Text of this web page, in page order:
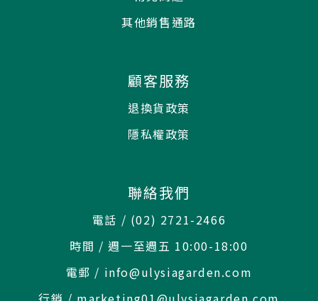
其他銷售通路
顧客服務
退換貨政策
隱私權政策
聯絡我們
電話 / (02) 2721-2466
時間 / 週一至週五 10:00-18:00
電郵 / info@ulysiagarden.com